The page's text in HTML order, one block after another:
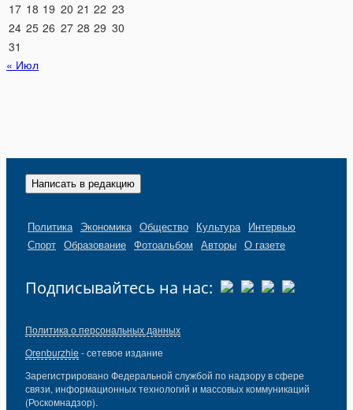
17 18 19 20 21 22 23
24 25 26 27 28 29 30
31
« Июл
Написать в редакцию
Политика Экономика Общество Культура Интервью
Спорт Образование Фотоальбом Авторы О газете
Подписывайтесь на нас:
Политика о персональных данных
Orenburzhie - сетевое издание
Зарегистрировано Федеральной службой по надзору в сфере
связи, информационных технологий и массовых коммуникаций
(Роскомнадзор).